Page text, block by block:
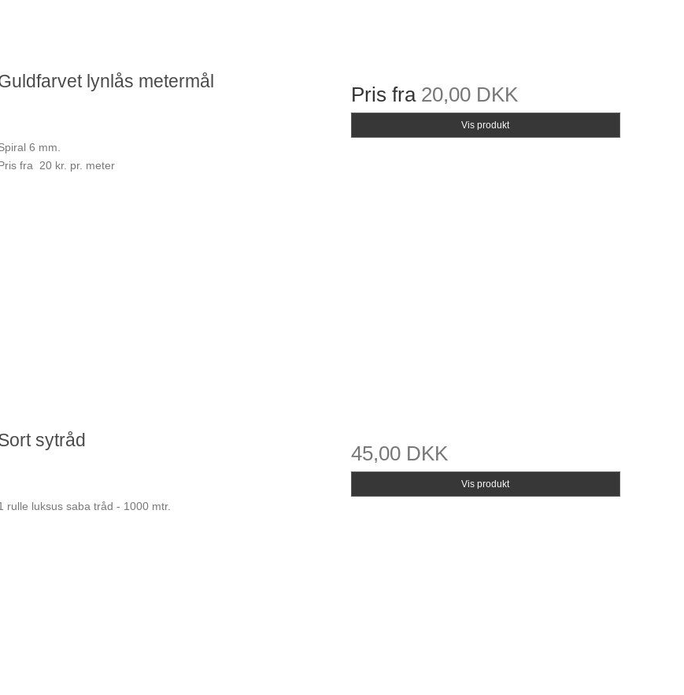
lynlås metermål
6 mm.
fra 20 kr. pr. meter
Pris fra 20,00 DKK
Vis produkt
sytråd
rulle luksus saba tråd - 1000 mtr.
45,00 DKK
Vis produkt